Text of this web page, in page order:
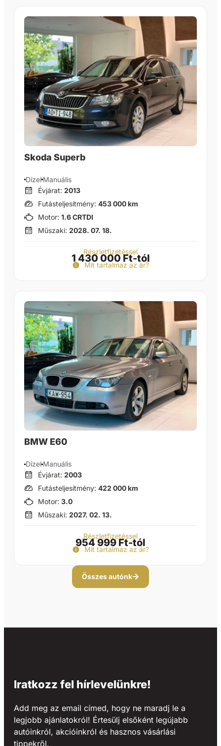
Skoda Superb
Dízel Manuális
Évjárat: 2013
Futásteljesítmény: 453 000 km
Motor: 1.6 CRTDI
Műszaki: 2028. 07. 18.
Részletfizetéssel
1 430 000 Ft-tól
Mit tartalmaz az ár?
BMW E60
Dízel Manuális
Évjárat: 2003
Futásteljesítmény: 422 000 km
Motor: 3.0
Műszaki: 2027. 02. 13.
Részletfizetéssel
954 999 Ft-tól
Mit tartalmaz az ár?
Összes autónk
Iratkozz fel hírlevelünkre!
Add meg az email címed, hogy ne maradj le a
legjobb ajánlatokról! Értesülj elsőként legújabb
autóinkról, akcióinkról és hasznos vásárlási
tippekről.